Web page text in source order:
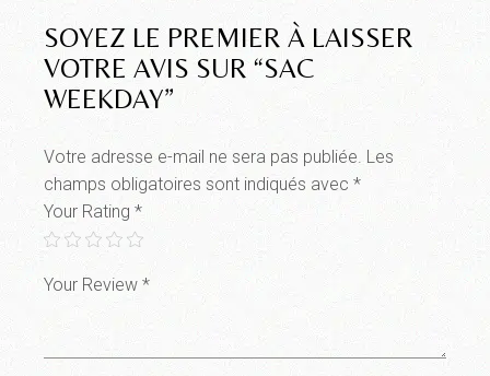
SOYEZ LE PREMIER À LAISSER
VOTRE AVIS SUR “SAC
WEEKDAY”
Votre adresse e-mail ne sera pas publiée. Les
champs obligatoires sont indiqués avec*
Your Rating*